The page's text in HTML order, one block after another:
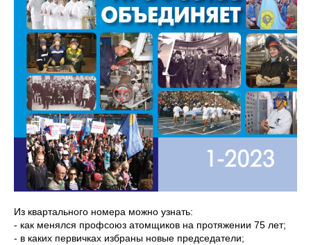
Из квартального номера можно узнать:
- как менялся профсоюз атомщиков на протяжении 75 лет;
- в каких первичках избраны новые председатели;